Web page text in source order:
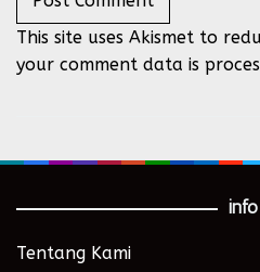
This site uses Akismet to
your comment data is
info
Tentang Kami